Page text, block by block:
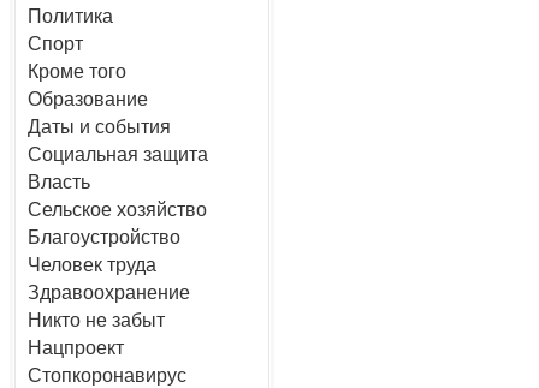
Политика
Спорт
Кроме того
Образование
Даты и события
Социальная защита
Власть
Сельское хозяйство
Благоустройство
Человек труда
Здравоохранение
Никто не забыт
Нацпроект
Стопкоронавирус